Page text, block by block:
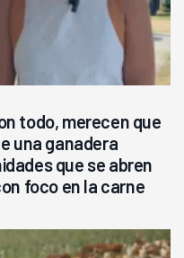
todo, merecen que
una ganadera
que se abren
foco en la carne